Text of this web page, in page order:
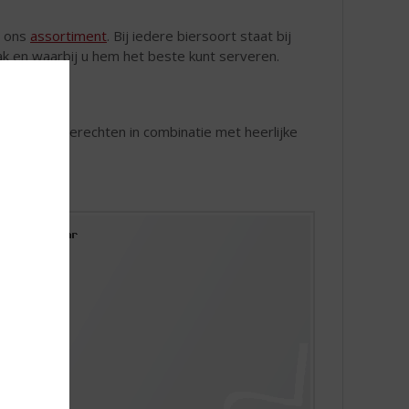
assortiment. Bij iedere biersoort staat bij
en waarbij u hem het beste kunt serveren.
lentegerechten in combinatie met heerlijke